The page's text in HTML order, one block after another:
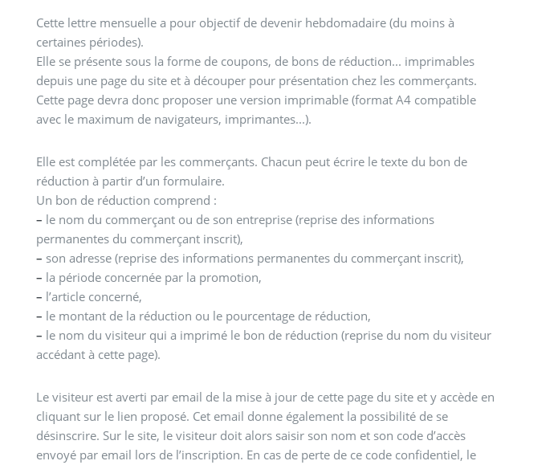
Cette lettre mensuelle a pour objectif de devenir hebdomadaire (du moins à
certaines périodes).
Elle se présente sous la forme de coupons, de bons de réduction... imprimables
depuis une page du site et à découper pour présentation chez les commerçants.
Cette page devra donc proposer une version imprimable (format A4 compatible
avec le maximum de navigateurs, imprimantes...).
Elle est complétée par les commerçants. Chacun peut écrire le texte du bon de
réduction à partir d’un formulaire.
Un bon de réduction comprend :
– le nom du commerçant ou de son entreprise (reprise des informations
permanentes du commerçant inscrit),
– son adresse (reprise des informations permanentes du commerçant inscrit),
– la période concernée par la promotion,
– l’article concerné,
– le montant de la réduction ou le pourcentage de réduction,
– le nom du visiteur qui a imprimé le bon de réduction (reprise du nom du visiteur
accédant à cette page).
Le visiteur est averti par email de la mise à jour de cette page du site et y accède en
cliquant sur le lien proposé. Cet email donne également la possibilité de se
désinscrire. Sur le site, le visiteur doit alors saisir son nom et son code d’accès
envoyé par email lors de l’inscription. En cas de perte de ce code confidentiel, le